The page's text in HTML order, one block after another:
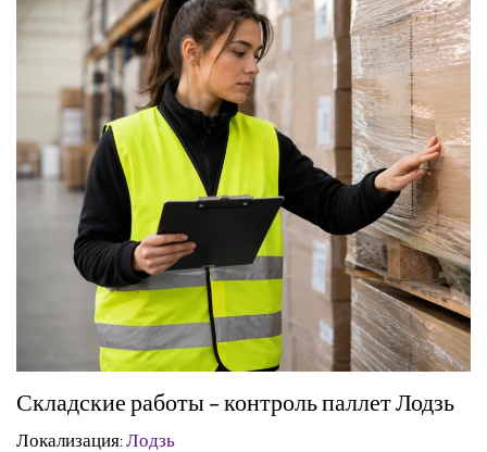
Складские работы – контроль паллет Лодзь
Локализация:Лодзь